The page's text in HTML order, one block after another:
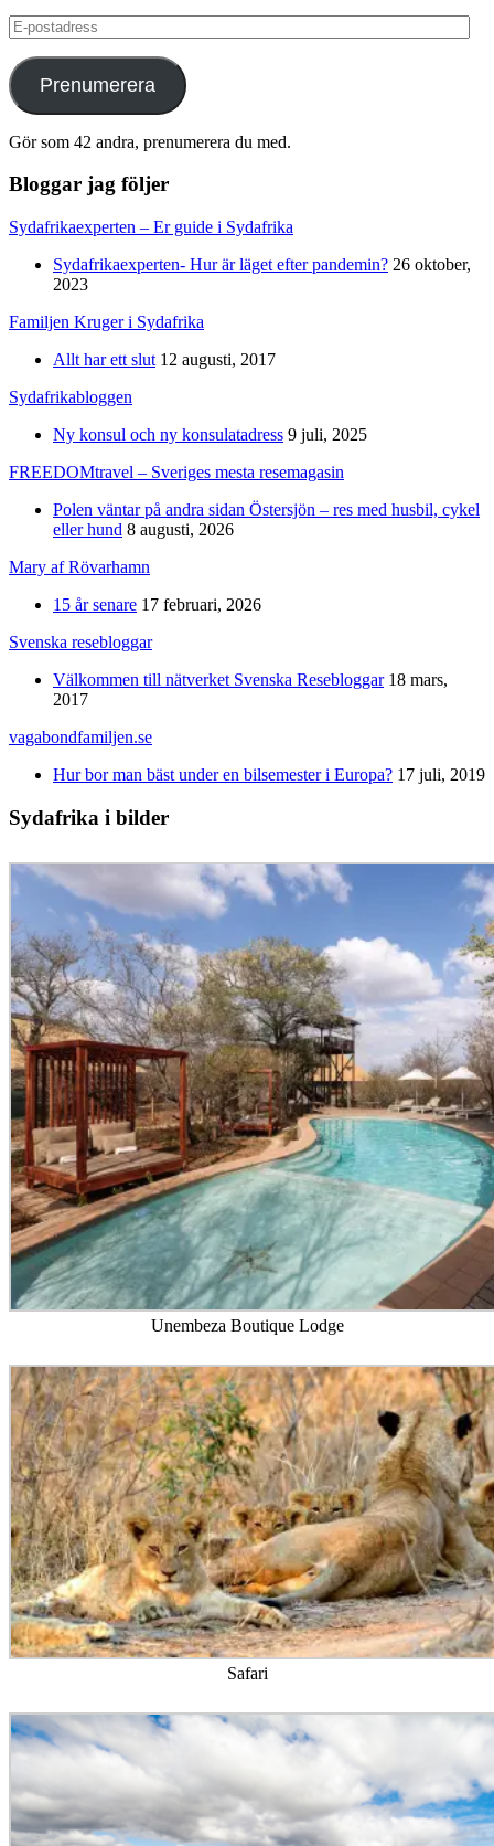
E-
postadress
Prenumerera
Gör som 42 andra, prenumerera du med.
Bloggar jag följer
Sydafrikaexperten – Er guide i Sydafrika
Sydafrikaexperten- Hur är läget efter pandemin? 26 oktober,
2023
Familjen Kruger i Sydafrika
Allt har ett slut 12 augusti, 2017
Sydafrikabloggen
Ny konsul och ny konsulatadress 9 juli, 2025
FREEDOMtravel – Sveriges mesta resemagasin
Polen väntar på andra sidan Östersjön – res med husbil, cykel
eller hund 8 augusti, 2026
Mary af Rövarhamn
15 år senare 17 februari, 2026
Svenska resebloggar
Välkommen till nätverket Svenska Resebloggar 18 mars,
2017
vagabondfamiljen.se
Hur bor man bäst under en bilsemester i Europa? 17 juli, 2019
Sydafrika i bilder
Unembeza Boutique Lodge
Safari